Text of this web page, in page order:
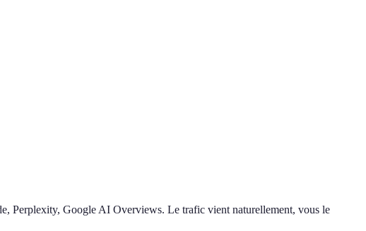
Perplexity, Google AI Overviews. Le trafic vient naturellement, vous le